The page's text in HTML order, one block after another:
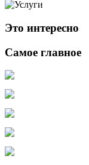
Это интересно
Самое главное